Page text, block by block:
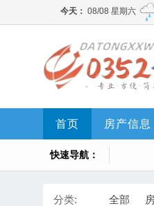
首页 房产信息
快速导航：
分类: 全部